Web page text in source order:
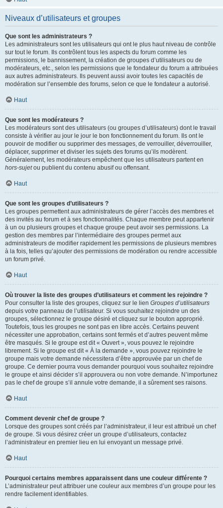
Niveaux d’utilisateurs et groupes
Que sont les administrateurs ?
Les administrateurs sont les utilisateurs qui ont le plus haut niveau de contrôle
sur tout le forum. Ils contrôlent tous les aspects du forum comme les
permissions, le bannissement, la création de groupes d’utilisateurs ou de
modérateurs, etc., selon les permissions que le fondateur du forum a attribuées
aux autres administrateurs. Ils peuvent aussi avoir toutes les capacités de
modération sur l’ensemble des forums, selon ce que le fondateur a autorisé.
Haut
Que sont les modérateurs ?
Les modérateurs sont des utilisateurs (ou groupes d’utilisateurs) dont le travail
consiste à vérifier au jour le jour le bon fonctionnement du forum. Ils ont le
pouvoir de modifier ou supprimer des messages, de verrouiller, déverrouiller,
déplacer, supprimer et diviser les sujets des forums qu’ils modèrent.
Généralement, les modérateurs empêchent que les utilisateurs partent en
hors-sujetou publient du contenu abusif ou offensant.
Haut
Que sont les groupes d’utilisateurs ?
Les groupes permettent aux administrateurs de gérer l’accès des membres et
des invités au forum et à ses fonctionnalités. Chaque membre peut appartenir
à un ou plusieurs groupes et chaque groupe peut avoir ses permissions. La
gestion des membres par l’intermédiaire des groupes permet aux
administrateurs de modifier rapidement les permissions de plusieurs membres
à la fois, telles qu’ajouter des permissions de modération ou rendre accessible
un forum privé.
Haut
Où trouver la liste des groupes d’utilisateurs et comment les rejoindre ?
Pour consulter la liste des groupes, cliquez sur le lien Groupes d’utilisateurs
depuis votre panneau de l’utilisateur. Si vous souhaitez rejoindre un des
groupes, sélectionnez le groupe désiré et cliquez sur le bouton approprié.
Toutefois, tous les groupes ne sont pas en libre accès. Certains peuvent
nécessiter une approbation, certains sont fermés et d’autres peuvent même
être masqués. Si le groupe est dit « Ouvert », vous pouvez le rejoindre
librement. Si le groupe est dit « À la demande », vous pouvez rejoindre le
groupe mais votre demande nécessitera d’être approuvée par un chef de
groupe. Ce dernier pourra vous demander pourquoi vous souhaitez rejoindre
le groupe et ainsi décider s’il approuvera ou non votre demande. N’importunez
pas le chef de groupe s’il annule votre demande, il a sûrement ses raisons.
Haut
Comment devenir chef de groupe ?
Lorsque des groupes sont créés par l’administrateur, il leur est attribué un chef
de groupe. Si vous désirez créer un groupe d’utilisateurs, contactez
l’administrateur en premier lieu en lui envoyant un message privé.
Haut
Pourquoi certains membres apparaissent dans une couleur différente ?
L’administrateur peut attribuer une couleur aux membres d’un groupe pour les
rendre facilement identifiables.